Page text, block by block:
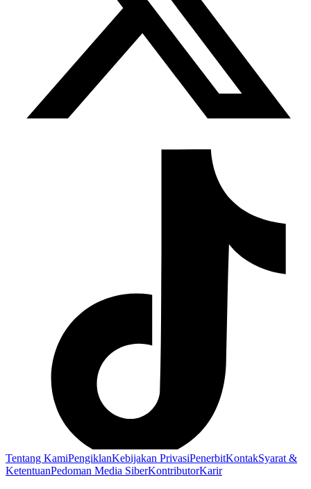
Tentang KamiPengiklanKebijakan PrivasiPenerbitKontakSyarat &
KetentuanPedoman Media SiberKontributorKarir